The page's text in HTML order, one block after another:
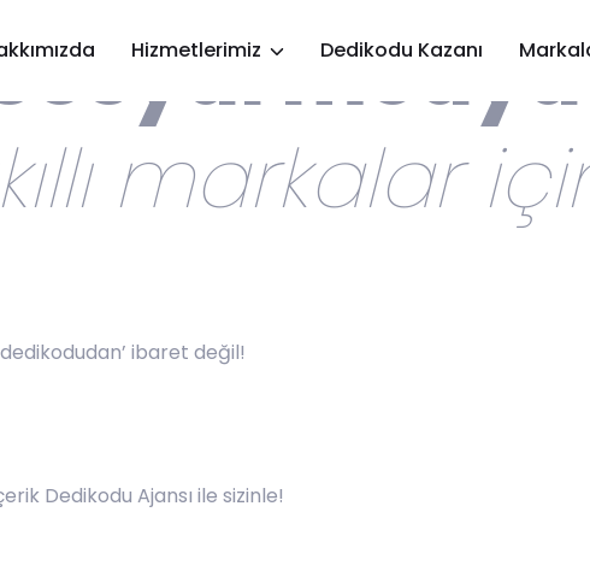
Hizmetlerimiz Dedikodu Kazanı
medya
markalar
ibaret değil!
Dedikodu Ajansı ile sizinle!